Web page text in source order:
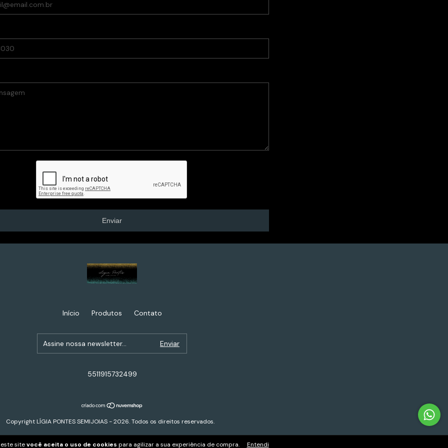
sitevocê aceita o uso de cookies para agilizar a sua experiência de compra. Entendi
Enviar
Início Produtos Contato
5511915732499
Copyright LÍGIA PONTES SEMIJOIAS - 2026. Todos os direitos reservados.